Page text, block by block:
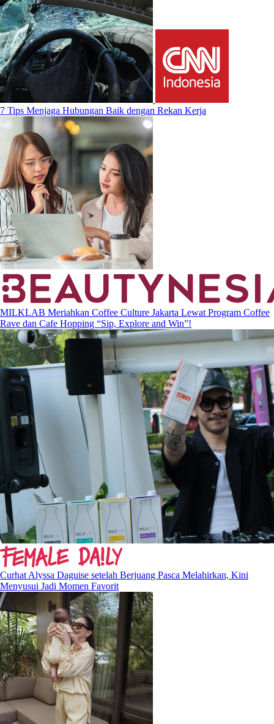
7 Tips Menjaga Hubungan Baik dengan Rekan Kerja
MILKLAB Meriahkan Coffee Culture Jakarta Lewat Program Coffee
Rave dan Cafe Hopping “Sip, Explore and Win”!
Curhat Alyssa Daguise setelah Berjuang Pasca Melahirkan, Kini
Menyusui Jadi Momen Favorit